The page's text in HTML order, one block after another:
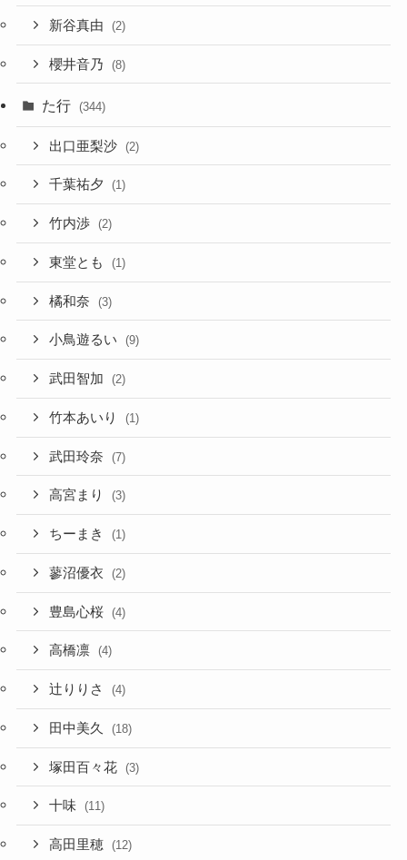
新谷真由 (2)
櫻井音乃 (8)
た行 (344)
出口亜梨沙 (2)
千葉祐夕 (1)
竹内渉 (2)
東堂とも (1)
橘和奈 (3)
小鳥遊るい (9)
武田智加 (2)
竹本あいり (1)
武田玲奈 (7)
高宮まり (3)
ちーまき (1)
蓼沼優衣 (2)
豊島心桜 (4)
高橋凛 (4)
辻りりさ (4)
田中美久 (18)
塚田百々花 (3)
十味 (11)
高田里穂 (12)